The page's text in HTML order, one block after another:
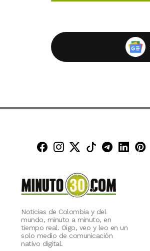
Minuto30 en
Minuto30 en
Minuto30 en
Minuto30
Canal
Noticias de Colombia y del
mundo, minuto a minuto, en
tiempo real. Oigo, veo y leo en un
solo medio de comunicación
nativo digital.